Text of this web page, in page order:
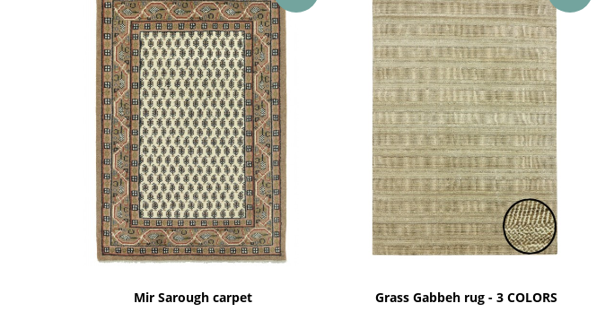
Mir Sarough carpet Grass Gabbeh rug - 3 COLORS